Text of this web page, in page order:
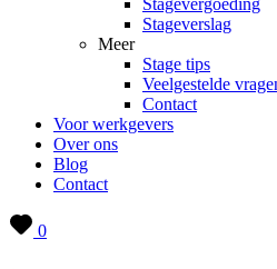
Stagevergoeding
Stageverslag
Meer
Stage tips
Veelgestelde
Contact
Voor werkgevers
Over ons
Blog
Contact
0